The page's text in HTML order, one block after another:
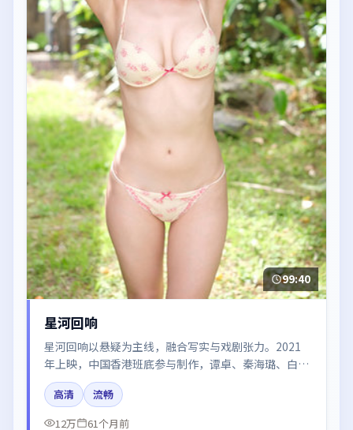
99:40
星河回响
星河回响以悬疑为主线，融合写实与戏剧张力。2021
年上映，中国香港班底参与制作，谭卓、秦海璐、白
宇、易烊千玺、胡歌在片中呈现细腻表演，影像风格统
一，配乐与剪辑强化了情绪曲线。
高清
流畅
12万
61个月前